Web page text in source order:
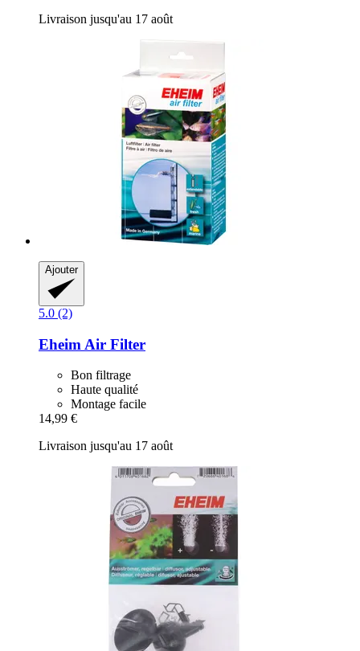
Livraison jusqu'au 17 août
Ajouter
5.0 (2)
Eheim Air Filter
Bon filtrage
Haute qualité
Montage facile
14,99 €
Livraison jusqu'au 17 août